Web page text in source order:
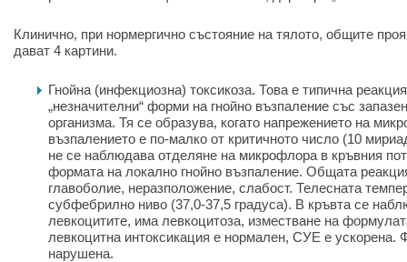
Клинично, при нормергично състояние на тялото, общите
дават 4 картини.
Гнойна (инфекциозна) токсикоза. Това е типична
„незначителни“ форми на гнойно възпаление със
организма. Тя се образува, когато напрежението на
възпалението е по-малко от критичното число (10
не се наблюдава отделяне на микрофлора в кръвния
формата на локално гнойно възпаление. Общата
главоболие, неразположение, слабост. Телесната
субфебрилно ниво (37,0-37,5 градуса). В кръвта се
левкоцитите, има левкоцитоза, изместване на
левкоцитна интоксикация е нормален, СУЕ е ускорена.
нарушена.